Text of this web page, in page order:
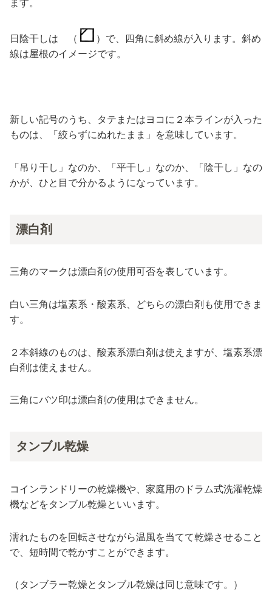
ます。
日陰干しは （
）で、四角に斜め線が入ります。斜め
線は屋根のイメージです。
新しい記号のうち、タテまたはヨコに２本ラインが入った
ものは、「絞らずにぬれたまま」を意味しています。
「吊り干し」なのか、「平干し」なのか、「陰干し」なの
かが、ひと目で分かるようになっています。
漂白剤
三角のマークは漂白剤の使用可否を表しています。
白い三角は塩素系・酸素系、どちらの漂白剤も使用できま
す。
２本斜線のものは、酸素系漂白剤は使えますが、塩素系漂
白剤は使えません。
三角にバツ印は漂白剤の使用はできません。
タンブル乾燥
コインランドリーの乾燥機や、家庭用のドラム式洗濯乾燥
機などをタンブル乾燥といいます。
濡れたものを回転させながら温風を当てて乾燥させること
で、短時間で乾かすことができます。
（タンブラー乾燥とタンブル乾燥は同じ意味です。）